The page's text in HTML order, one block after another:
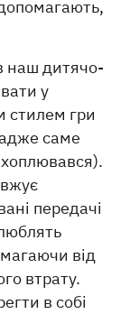
наш дитячо-
у
стилем гри
саме
передачі
від
втрату.
в собі